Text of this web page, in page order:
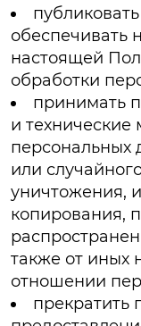
обеспечивать
настоящей
обработки
принимать
и
персональных
или
уничтожения,
копирования,
также от иных
отношении
прекратить